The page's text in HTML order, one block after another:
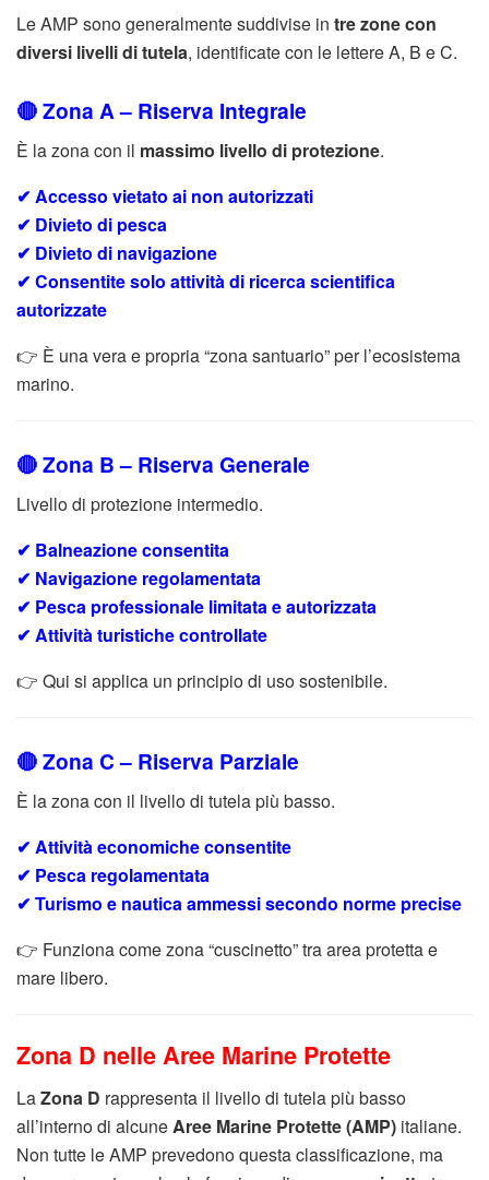
Le AMP sono generalmente suddivise in tre zone con
diversi livelli di tutela, identificate con le lettere A, B e C.
🔴 Zona A – Riserva Integrale
È la zona con il massimo livello di protezione.
✔ Accesso vietato ai non autorizzati
✔ Divieto di pesca
✔ Divieto di navigazione
✔ Consentite solo attività di ricerca scientifica
autorizzate
👉 È una vera e propria “zona santuario” per l’ecosistema
marino.
🔴 Zona B – Riserva Generale
Livello di protezione intermedio.
✔ Balneazione consentita
✔ Navigazione regolamentata
✔ Pesca professionale limitata e autorizzata
✔ Attività turistiche controllate
👉 Qui si applica un principio di uso sostenibile.
🔴 Zona C – Riserva Parziale
È la zona con il livello di tutela più basso.
✔ Attività economiche consentite
✔ Pesca regolamentata
✔ Turismo e nautica ammessi secondo norme precise
👉 Funziona come zona “cuscinetto” tra area protetta e
mare libero.
Zona D nelle Aree Marine Protette
LaZona D rappresenta il livello di tutela più basso
all’interno di alcuneAree Marine Protette (AMP) italiane.
Non tutte le AMP prevedono questa classificazione, ma